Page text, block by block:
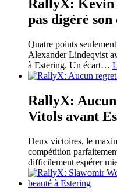
RallyX: Kevin
pas digéré
Quatre points
Alexander Lindeqvist
à Estering. Un écart…
RallyX:
Vitols avant
Deux victoires, le
compétition
difficilement espérer